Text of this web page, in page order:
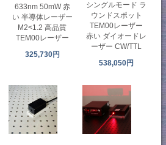
633nm 50mW 赤
い 半導体レーザー
M2<1.2 高品質
TEM00レーザー
325,730円
シングルモード ラ
ウンドスポット
TEM00レーザー
赤い ダイオードレ
ーザー CW/TTL
538,050円